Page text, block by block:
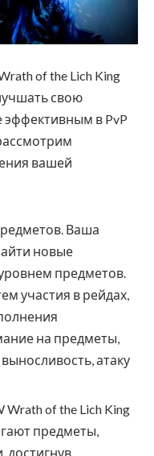
of the Lich King
свою
эффективным в PvP
вашей
Ваша
новые
предметов.
участия в рейдах,
на предметы,
атаку
of the Lich King
предметы,
достигнув